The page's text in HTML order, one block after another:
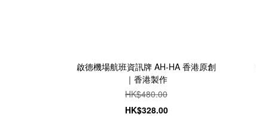
啟德機場航班資訊牌 AH-HA 香港原創
｜香港製作
HK$480.00
HK$328.00